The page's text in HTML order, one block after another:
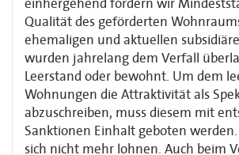
einhergehend fordern wir
Qualität des geförderten
ehemaligen und aktuellen
wurden jahrelang dem Verfall
Leerstand oder bewohnt. Um dem
Wohnungen die Attraktivität als
abzuschreiben, muss diesem mit
Sanktionen Einhalt geboten
sich nicht mehr lohnen. Auch beim